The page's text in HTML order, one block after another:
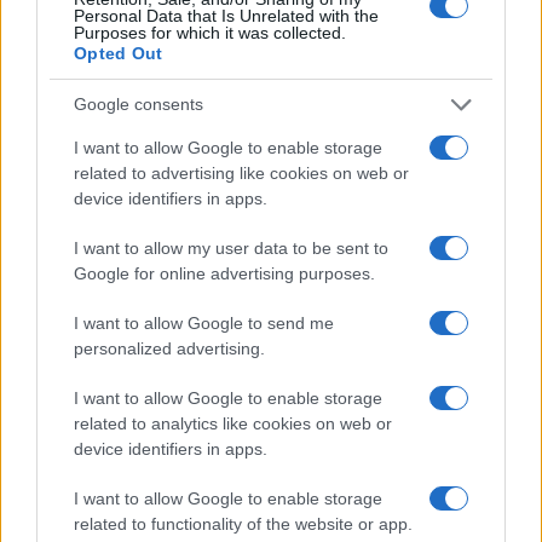
Personal Data that Is Unrelated with the
Purposes for which it was collected.
Opted Out
Google consents
I want to allow Google to enable storage
related to advertising like cookies on web or
device identifiers in apps.
I want to allow my user data to be sent to
Google for online advertising purposes.
I want to allow Google to send me
personalized advertising.
I want to allow Google to enable storage
related to analytics like cookies on web or
device identifiers in apps.
I want to allow Google to enable storage
related to functionality of the website or app.
koprodukciós film, amelynek főszereplője Borbély
Alexandra.
Új Arany János-emléktáblát avattak
Karlovy Varyban
csehországi Karlovy Varyban. Az új emléktábla felavatásán
részt vett Szili Katalin miniszterelnöki főtanácsadó, Andrea
Pfeffer Ferklová, a fürdőváros polgármestere, Rákóczi Anna,
a Cseh- és Morvaországi Magyarok Szövetségének elnöke,
Baranyi András, Magyarország prágai nagykövete, valamint
több csehországi magyar és helyi lakos is.